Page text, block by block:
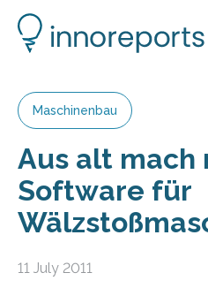
Maschinenbau
Aus alt mach
Software für
11 July 2011